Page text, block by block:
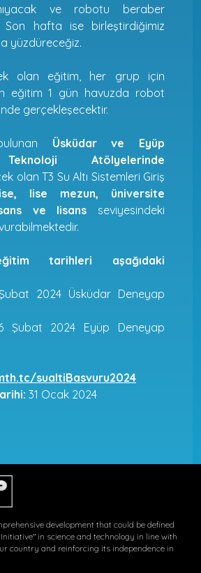
ve robotu beraber
Son hafta ise birleştirdiğimiz
yüzdüreceğiz.
olan eğitim, her grup için
eğitim 1 gün havuzda robot
gerçekleşecektir.
Üsküdar ve Eyüp
Atölyelerinde
olan T3 Su Altı Sistemleri Giriş
lise mezun, üniversite
ve lisans seviyesindeki
tarihleri aşağıdaki
2024 Üsküdar Deneyap
Şubat 2024 Eyüp Deneyap
sualtiBasvuru2024
31 Ocak 2024
development that could be defined
in science and technology in line with
country and reinforcing its independence in